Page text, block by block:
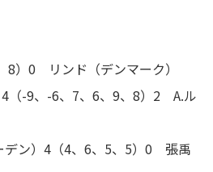
）0 リンド（デンマーク）
4（-9、-6、7、6、9、8）2 A.ル
デン）4（4、6、5、5）0 張禹